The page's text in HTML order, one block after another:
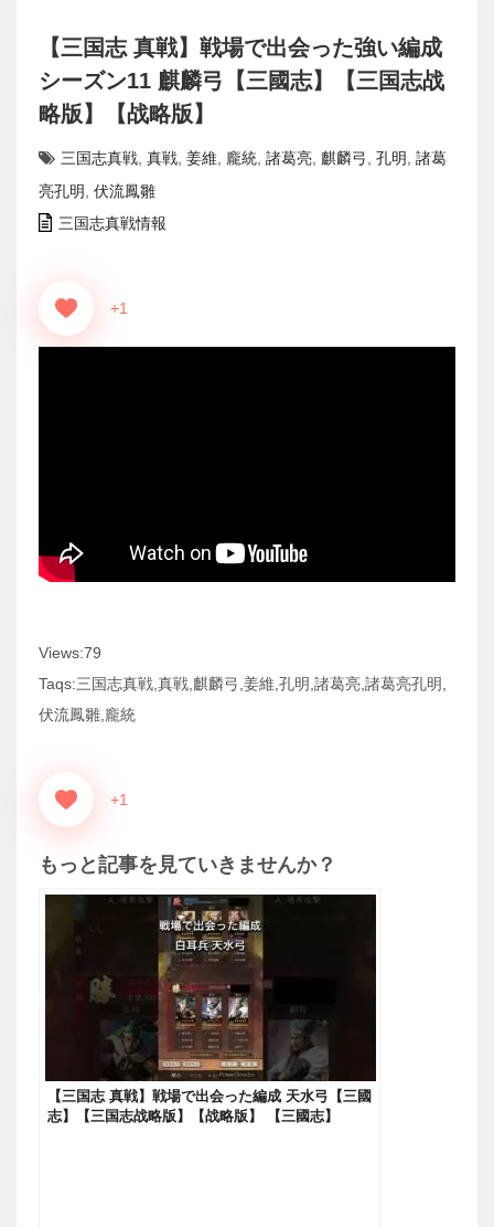
【三国志 真戦】戦場で出会った強い編成
シーズン11 麒麟弓【三國志】【三国志战
略版】【战略版】
三国志真戦 真戦 姜維 龐統 諸葛亮 麒麟弓 孔明
諸葛
亮孔明
伏流鳳雛
三国志真戦情報
+1
Views:79
Taqs:三国志真戦,真戦,麒麟弓,姜維,孔明,諸葛亮,諸葛亮孔明,
伏流鳳雛,龐統
+1
もっと記事を見ていきませんか？
【三国志 真戦】戦場で出会った編成 天水弓【三國
志】【三国志战略版】【战略版】 【三國志】